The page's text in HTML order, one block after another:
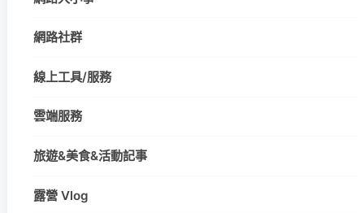
網路社群
線上工具/服務
雲端服務
旅遊&美食&活動記事
露營 Vlog